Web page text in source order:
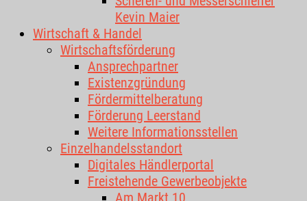
Kevin Maier
Wirtschaft & Handel
Wirtschaftsförderung
Ansprechpartner
Existenzgründung
Fördermittelberatung
Förderung Leerstand
Weitere Informationsstellen
Einzelhandelsstandort
Digitales Händlerportal
Freistehende Gewerbeobjekte
Am Markt 10